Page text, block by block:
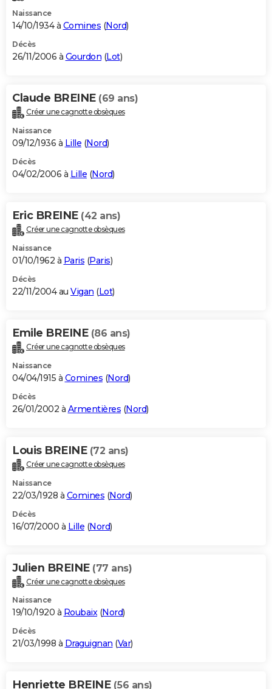
Naissance
14/10/1934 à Comines (Nord)
Décès
26/11/2006 à Gourdon (Lot)
Claude BREINE (69 ans)
Créer une cagnotte obsèques
Naissance
09/12/1936 à Lille (Nord)
Décès
04/02/2006 à Lille (Nord)
Eric BREINE (42 ans)
Créer une cagnotte obsèques
Naissance
01/10/1962 à Paris (Paris)
Décès
22/11/2004 au Vigan (Lot)
Emile BREINE (86 ans)
Créer une cagnotte obsèques
Naissance
04/04/1915 à Comines (Nord)
Décès
26/01/2002 à Armentières (Nord)
Louis BREINE (72 ans)
Créer une cagnotte obsèques
Naissance
22/03/1928 à Comines (Nord)
Décès
16/07/2000 à Lille (Nord)
Julien BREINE (77 ans)
Créer une cagnotte obsèques
Naissance
19/10/1920 à Roubaix(Nord)
Décès
21/03/1998 à Draguignan (Var)
Henriette BREINE (56 ans)